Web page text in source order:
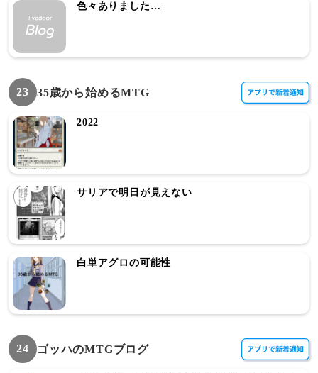
色々ありました…
23 35歳から始めるMTG
2022
サリアで明日が見えない
白単アグロの可能性
24 ゴッハのMTGブログ